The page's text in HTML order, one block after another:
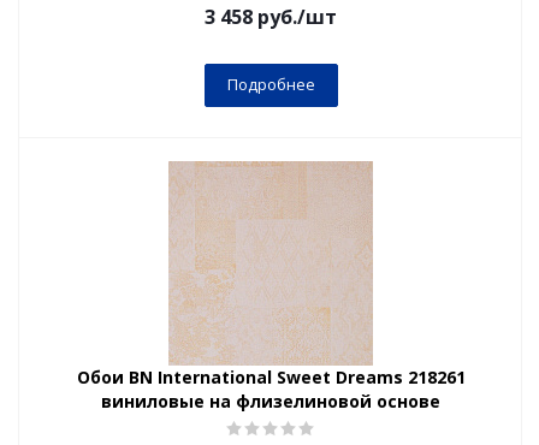
3 458 руб./шт
Подробнее
Обои BN International Sweet Dreams 218261
виниловые на флизелиновой основе